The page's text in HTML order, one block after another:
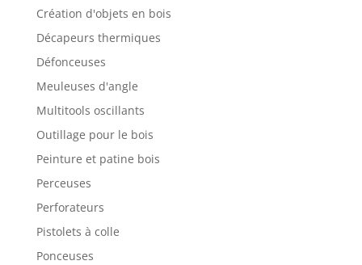
Création d'objets en bois
Décapeurs thermiques
Défonceuses
Meuleuses d'angle
Multitools oscillants
Outillage pour le bois
Peinture et patine bois
Perceuses
Perforateurs
Pistolets à colle
Ponceuses